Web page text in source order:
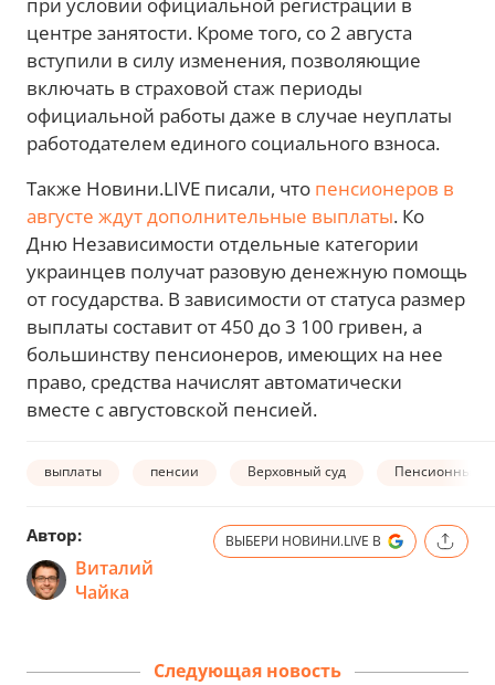
центре занятости. Кроме того, со 2 августа
вступили в силу изменения, позволяющие
включать в страховой стаж периоды
официальной работы даже в случае неуплаты
работодателем единого социального взноса.
Также Новини.LIVE писали, что пенсионеров в
августе ждут дополнительные выплаты. Ко
Дню Независимости отдельные категории
украинцев получат разовую денежную помощь
от государства. В зависимости от статуса размер
выплаты составит от 450 до 3 100 гривен, а
большинству пенсионеров, имеющих на нее
право, средства начислят автоматически
вместе с августовской пенсией.
выплаты пенсии Верховный суд Пенсионный
Автор:
Виталий
Чайка
ВЫБЕРИ НОВИНИ.LIVE В
Следующая новость